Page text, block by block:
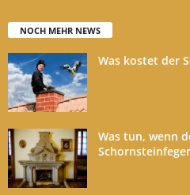
NOCH MEHR NEWS
Was kostet der
Was tun, wenn